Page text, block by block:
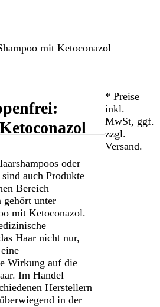
mit Ketoconazol
oder
auch Produkte
Bereich
gehört unter
mit Ketoconazol.
Haar nicht nur,
Wirkung auf die
. Im Handel
Herstellern
in der
* Preise
inkl.
MwSt, ggf.
zzgl.
Versand.